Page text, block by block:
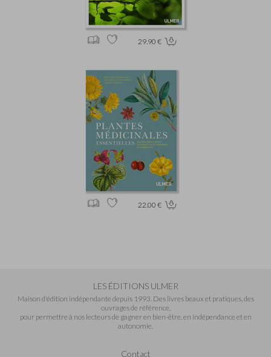
29.90 €
22.00 €
LES ÉDITIONS ULMER
Maison d'édition indépendante depuis 1993. Des livres beaux et pratiques, des
ouvrages de référence,
pour permettre à nos lecteurs de gagner en bien-être, en indépendance et en
autonomie.
Contact